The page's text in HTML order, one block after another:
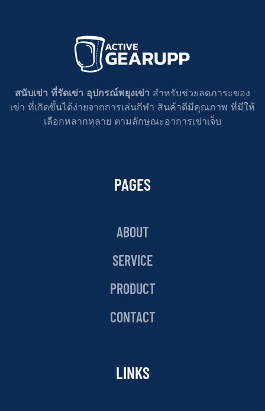
สนับเข่า ที่รัดเข่า อุปกรณ์พยุงเข่า สำหรับช่วยลดภาระของ
เข่า ที่เกิดขึ้นได้ง่ายจากการเล่นกีฬา สินค้าดีมีคุณภาพ ที่มีให้
เลือกหลากหลาย ตามลักษณะอาการเข่าเจ็บ
PAGES
ABOUT
SERVICE
PRODUCT
CONTACT
LINKS